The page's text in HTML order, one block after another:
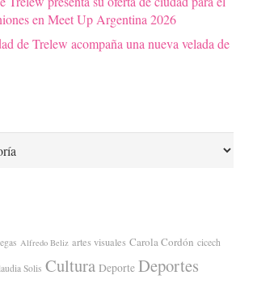
en Meet Up Argentina 2026
de Trelew acompaña una nueva velada de
Alfredo Beliz artes visuales Carola Cordón cicech
Solis Cultura Deporte Deportes